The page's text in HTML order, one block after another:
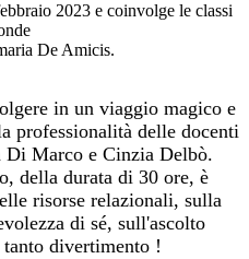
2023 e coinvolge le classi
De Amicis.
in un viaggio magico e
professionalità delle docenti
Marco e Cinzia Delbò.
della durata di 30 ore, è
risorse relazionali, sulla
di sé, sull'ascolto
divertimento !